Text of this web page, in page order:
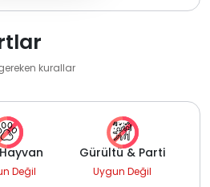
kurallar
Değil
Gürültü & Parti
Uygun Değil